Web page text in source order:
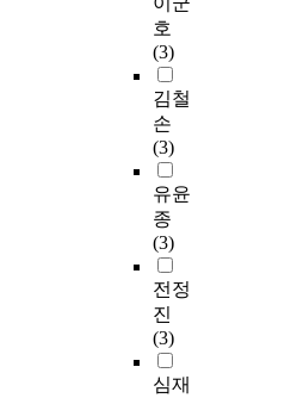
호
(3)
김철
손
(3)
유윤
종
(3)
전정
진
(3)
심재